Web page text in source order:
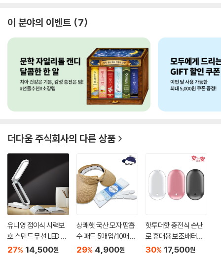
이 분야의 이벤트 7
더다움 주식회사의 다른 상품
유니영 접이식 시력보
호 스탠드 무선 LED 스
탠드...
27% 14,500원
상쾌햇 국산 모자 땀흡
수 패드 5매입/10매입
화...
29% 4,900원
핫투더핫 충전식 손난
로 휴대용 보조배터리
양면...
30% 17,500원